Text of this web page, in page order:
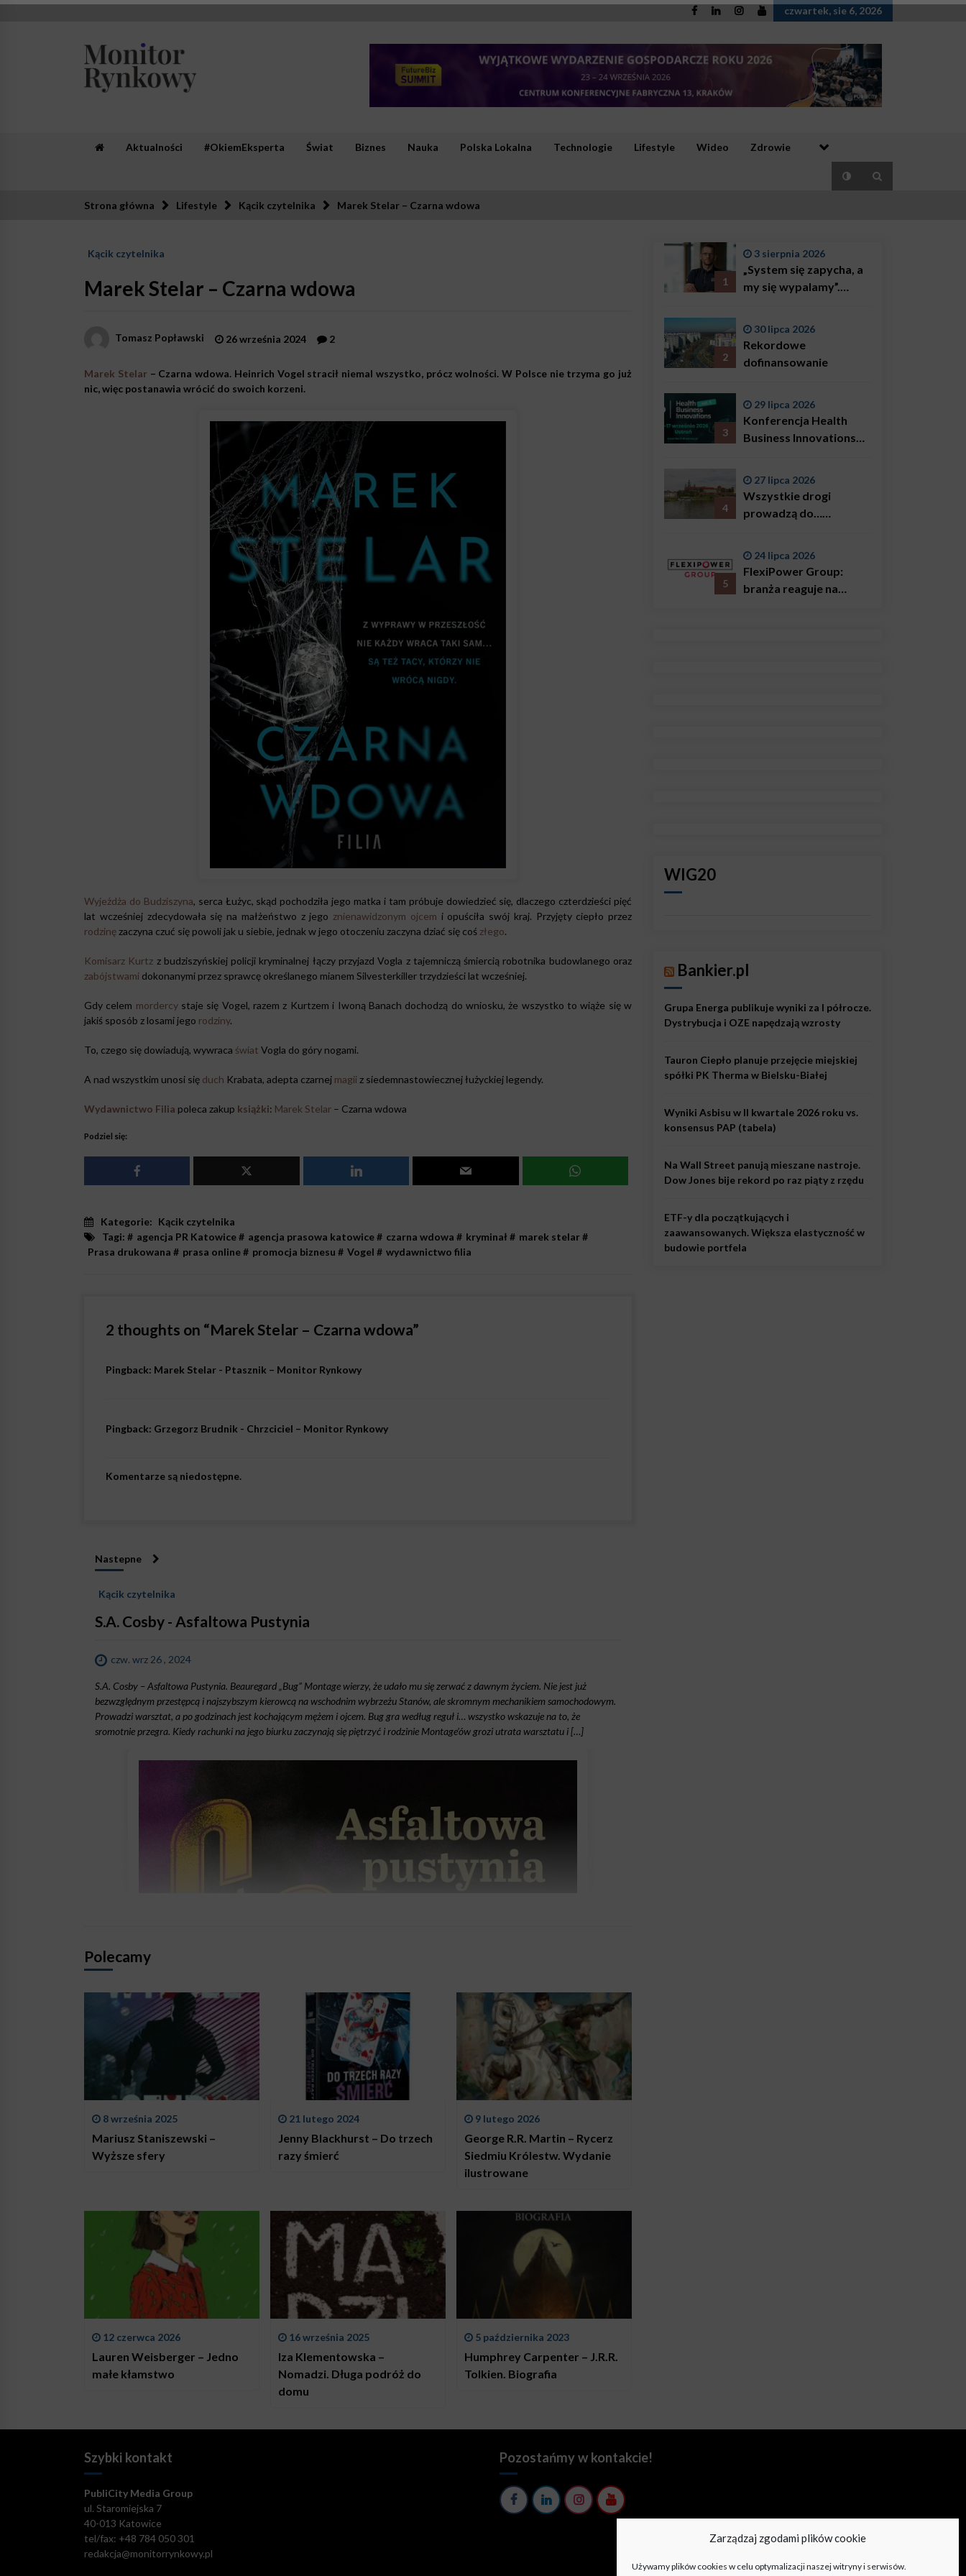
Zarządzaj zgodami plików cookie
Używamy plików cookies w celu optymalizacji naszej witryny i serwisów.
Skip
czwartek, sie 6, 2026
Aktualności #OkiemEksperta Świat Biznes Nauka Polska Lokalna Technologie Lifestyle Wideo Zdrowie
Strona główna Lifestyle Kącik czytelnika Marek Stelar – Czarna wdowa
Kącik czytelnika
Marek Stelar – Czarna wdowa
Tomasz Popławski 26 września 2024 2
Marek Stelar– Czarna wdowa. Heinrich Vogel stracił niemal wszystko, prócz wolności. W Polsce nie trzyma go już
nic, więc postanawia wrócić do swoich korzeni.
Wyjeżdża do Budziszyna, serca Łużyc, skąd pochodziła jego matka i tam próbuje dowiedzieć się, dlaczego czterdzieści pięć
lat wcześniej zdecydowała się na małżeństwo z jego znienawidzonym ojcem i opuściła swój kraj. Przyjęty ciepło przez
rodzinę zaczyna czuć się powoli jak u siebie, jednak w jego otoczeniu zaczyna dziać się coś złego.
Komisarz Kurtz z budziszyńskiej policji kryminalnej łączy przyjazd Vogla z tajemniczą śmiercią robotnika budowlanego oraz
zabójstwami dokonanymi przez sprawcę określanego mianem Silvesterkiller trzydzieści lat wcześniej.
Gdy celem mordercystaje się Vogel, razem z Kurtzem i Iwoną Banach dochodzą do wniosku, że wszystko to wiąże się w
jakiś sposób z losami jego rodziny.
To, czego się dowiadują, wywraca świat Vogla do góry nogami.
A nad wszystkim unosi się duch Krabata, adepta czarnej magii z siedemnastowiecznej łużyckiej legendy.
Wydawnictwo Filia poleca zakup książki: Marek Stelar – Czarna wdowa
Podziel się:
Kategorie: Kącik czytelnika
Tagi: # agencja PR Katowice# agencja prasowa katowice# czarna wdowa # kryminał# marek stelar#
Prasa drukowana # prasa online# promocja biznesu # Vogel # wydawnictwo filia
2 thoughts on “Marek Stelar – Czarna wdowa”
Pingback: Marek Stelar - Ptasznik – Monitor Rynkowy
Pingback: Grzegorz Brudnik - Chrzciciel – Monitor Rynkowy
Komentarze są niedostępne.
Nastepne
Kącik czytelnika
S.A. Cosby - Asfaltowa Pustynia
czw. wrz 26 , 2024
S.A. Cosby – Asfaltowa Pustynia. Beauregard „Bug” Montage wierzy, że udało mu się zerwać z dawnym życiem. Nie jest już
bezwzględnym przestępcą i najszybszym kierowcą na wschodnim wybrzeżu Stanów, ale skromnym mechanikiem samochodowym.
Prowadzi warsztat, a po godzinach jest kochającym mężem i ojcem. Bug gra według reguł i… wszystko wskazuje na to, że
sromotnie przegra. Kiedy rachunki na jego biurku zaczynają się piętrzyć i rodzinie Montage’ów grozi utrata warsztatu i […]
Polecamy
8 września 2025
Mariusz Staniszewski –
Wyższe sfery
21 lutego 2024
Jenny Blackhurst – Do trzech
razy śmierć
9 lutego 2026
George R.R. Martin – Rycerz
Siedmiu Królestw. Wydanie
ilustrowane
12 czerwca 2026
Lauren Weisberger – Jedno
małe kłamstwo
16 września 2025
Iza Klementowska –
Nomadzi. Długa podróż do
domu
5 października 2023
Humphrey Carpenter – J.R.R.
Tolkien. Biografia
1
3 sierpnia 2026
„System się zapycha, a
my się wypalamy”.
Bączkowski, mówi
wprost: problemem są
2
30 lipca 2026
Rekordowe
dofinansowanie
3
29 lipca 2026
Konferencja Health
Business Innovations
4
27 lipca 2026
Wszystkie drogi
prowadzą do…
5
24 lipca 2026
FlexiPower Group:
branża reaguje na
WIG20
Bankier.pl
Grupa Energa publikuje wyniki za I półrocze.
Dystrybucja i OZE napędzają wzrosty
Tauron Ciepło planuje przejęcie miejskiej
spółki PK Therma w Bielsku-Białej
Wyniki Asbisu w II kwartale 2026 roku vs.
konsensus PAP (tabela)
Na Wall Street panują mieszane nastroje.
Dow Jones bije rekord po raz piąty z rzędu
ETF-y dla początkujących i
zaawansowanych. Większa elastyczność w
budowie portfela
Szybki kontakt
PubliCity Media Group
ul. Staromiejska 7
40-013 Katowice
tel/fax: +48 784 050 301
redakcja@monitorrynkowy.pl
Pozostańmy w kontakcie!